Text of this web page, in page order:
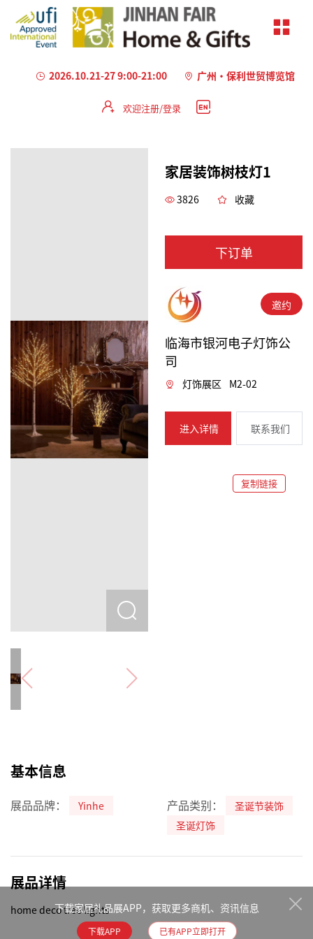
2026.10.21-27 9:00-21:00 广州·保利世贸博览馆
欢迎注册/登录
家居装饰树枝灯1
3826 收藏
下订单
邀约
临海市银河电子灯饰公
司
灯饰展区 M2-02
进入详情 联系我们
复制链接
基本信息
展品品牌： Yinhe 产品类别：
圣诞节装饰
圣诞灯饰
展品详情
home deco tree lights
下载家居礼品展APP，获取更多商机、资讯信息
下载APP 已有APP立即打开